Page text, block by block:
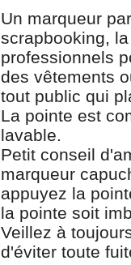
Un marqueur
scrapbooking,
professionnels
des vêtements
tout public qui
La pointe est
lavable.
Petit conseil
marqueur
appuyez la
la pointe soit
Veillez à
d'éviter toute